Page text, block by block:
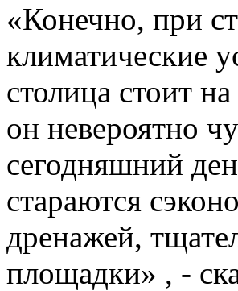
«Конечно, при
климатические
столица стоит
он невероятно
сегодняшний
стараются
дренажей,
площадки» , -